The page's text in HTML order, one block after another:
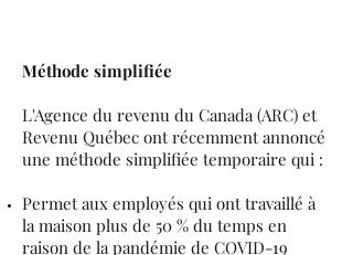
Méthode simplifiée
L'Agence du revenu du Canada (ARC) et
Revenu Québec ont récemment annoncé
une méthode simplifiée temporaire qui :
Permet aux employés qui ont travaillé à
la maison plus de 50 % du temps en
raison de la pandémie de COVID-19